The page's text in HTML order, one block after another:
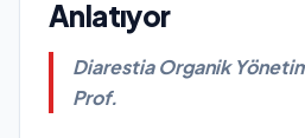
Anlatıyor
Diarestia Organik
Prof.